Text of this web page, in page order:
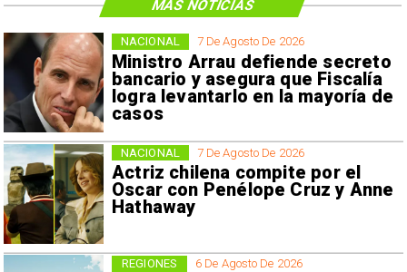
7 De Agosto De 2026
Ministro Arrau defiende secreto
bancario y asegura que Fiscalía
logra levantarlo en la mayoría de
casos
NACIONAL
7 De Agosto De 2026
Actriz chilena compite por el
Oscar con Penélope Cruz y Anne
Hathaway
NACIONAL
6 De Agosto De 2026
REGIONES
MÁS NOTICIAS